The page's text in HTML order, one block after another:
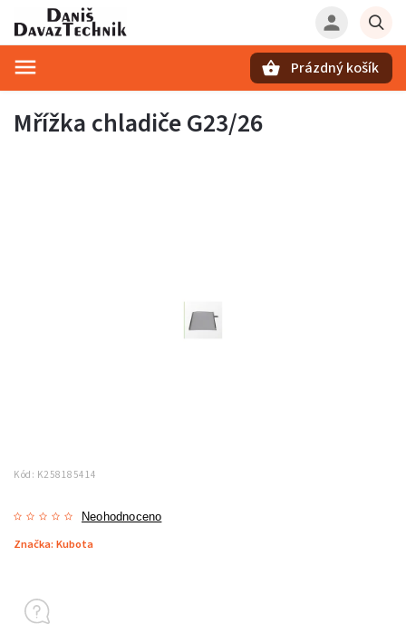
Prázdný košík
Mřížka chladiče G23/26
Kód: K258185414
Neohodnoceno
Značka: Kubota